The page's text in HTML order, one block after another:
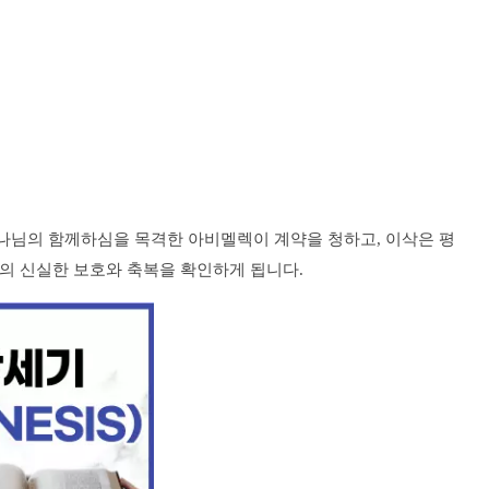
의 함께하심을 목격한 아비멜렉이 계약을 청하고, 이삭은 평
신실한 보호와 축복을 확인하게 됩니다.